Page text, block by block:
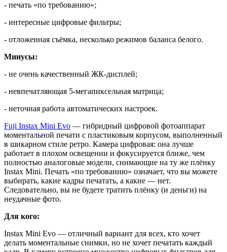
- печать «по требованию»;
- интересные цифровые фильтры;
- отложенная съёмка, несколько режимов баланса белого.
Минусы:
- не очень качественный ЖК-дисплей;
- невпечатляющая 5-мегапиксельная матрица;
- неточная работа автоматических настроек.
Fuji Instax Mini Evo — гибридный цифровой фотоаппарат
моментальной печати с пластиковым корпусом, выполненный
в шикарном стиле ретро. Камера цифровая: она лучше
работает в плохом освещении и фокусируется ближе, чем
полностью аналоговые модели, снимающие на ту же плёнку
Instax Mini. Печать «по требованию» означает, что вы можете
выбирать, какие кадры печатать, а какие — нет.
Следовательно, вы не будете тратить плёнку (и деньги) на
неудачные фото.
Для кого:
Instax Mini Evo — отличный вариант для всех, кто хочет
делать моментальные снимки, но не хочет печатать каждый